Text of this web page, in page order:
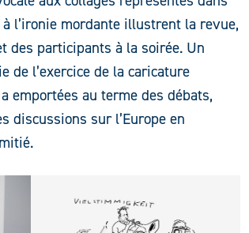
l’ironie mordante illustrent la revue,
des participants à la soirée. Un
l’exercice de la caricature
emportées au terme des débats,
discussions sur l’Europe en